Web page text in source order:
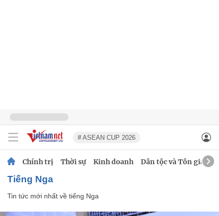
# ASEAN CUP 2026
Chính trị Thời sự Kinh doanh Dân tộc và Tôn giáo
tiếng Nga
Tin tức mới nhất về tiếng Nga